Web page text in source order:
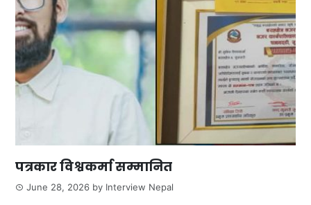
पत्रकार विश्वकर्मा सम्मानित
June 28, 2026 by Interview Nepal